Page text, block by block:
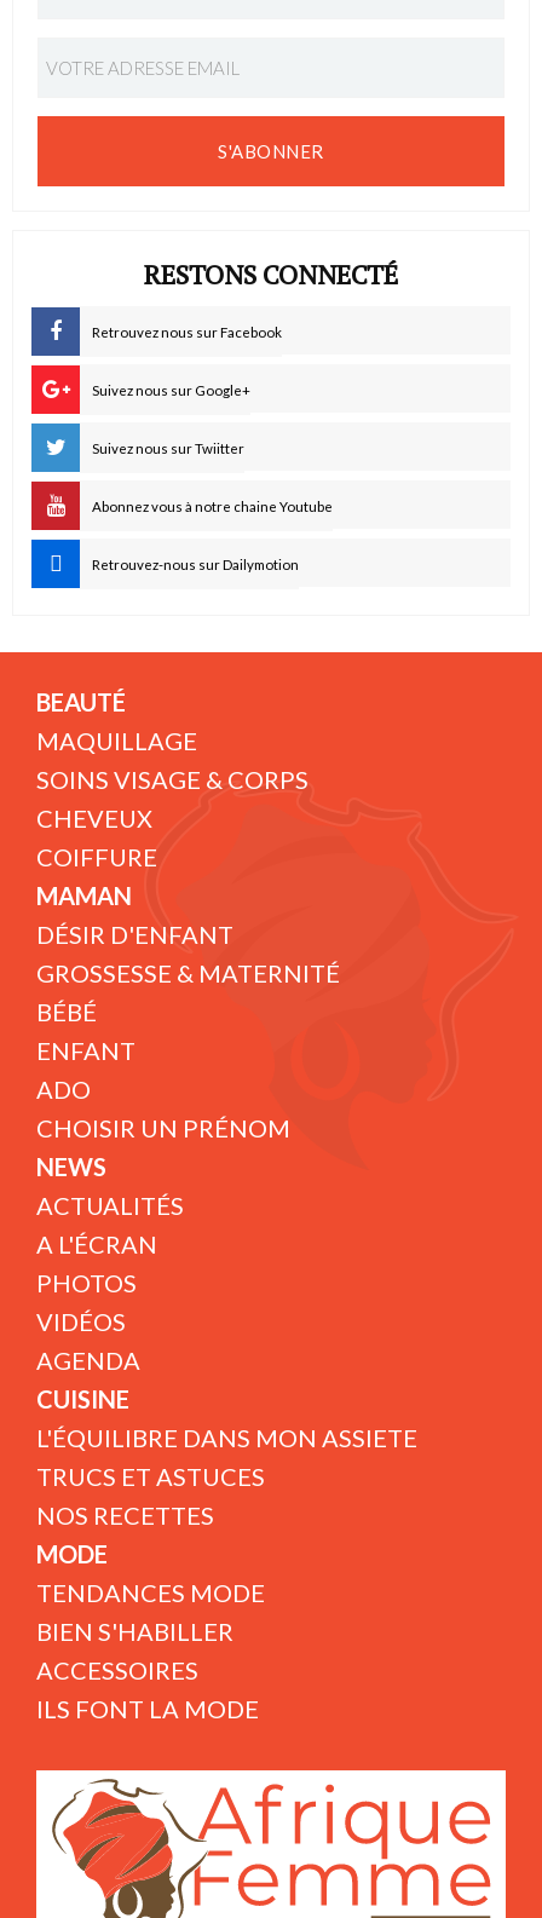
S'ABONNER
RESTONS CONNECTÉ
Retrouvez nous sur Facebook
Suivez nous sur Google+
Suivez nous sur Twiitter
Abonnez vous à notre chaine Youtube
Retrouvez-nous sur Dailymotion
BEAUTÉ
MAQUILLAGE
SOINS VISAGE & CORPS
CHEVEUX
COIFFURE
MAMAN
DÉSIR D'ENFANT
GROSSESSE & MATERNITÉ
BÉBÉ
ENFANT
ADO
CHOISIR UN PRÉNOM
NEWS
ACTUALITÉS
A L'ÉCRAN
PHOTOS
VIDÉOS
AGENDA
CUISINE
L'ÉQUILIBRE DANS MON ASSIETE
TRUCS ET ASTUCES
NOS RECETTES
MODE
TENDANCES MODE
BIEN S'HABILLER
ACCESSOIRES
ILS FONT LA MODE